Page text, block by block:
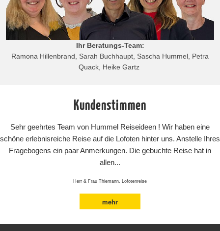
Ihr Beratungs-Team:
Ramona Hillenbrand, Sarah Buchhaupt, Sascha Hummel, Petra
Quack, Heike Gartz
Kundenstimmen
Sehr geehrtes Team von Hummel Reiseideen ! Wir haben eine
schöne erlebnisreiche Reise auf die Lofoten hinter uns. Anstelle Ihres
Fragebogens ein paar Anmerkungen. Die gebuchte Reise hat in
allen...
Herr & Frau Thiemann, Lofotenreise
mehr